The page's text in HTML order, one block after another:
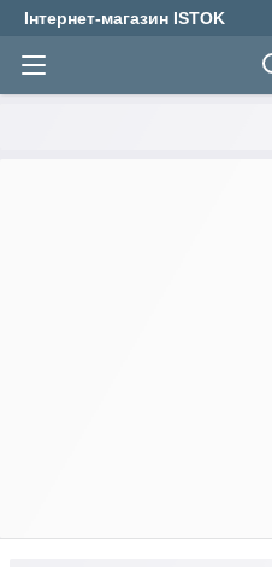
Інтернет-магазин ISTOK